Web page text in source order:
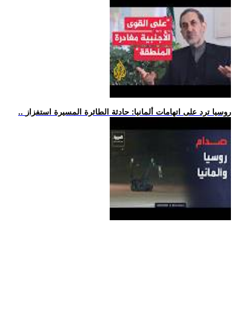
.. روسيا ترد على اتهامات ألمانيا: حادثة الطائرة المسيرة استفزاز